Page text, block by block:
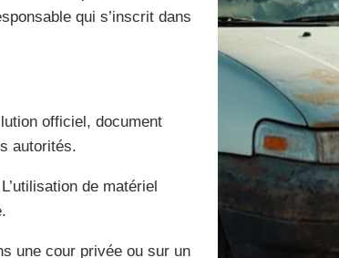
qui s’inscrit dans
officiel, document
autorités.
de matériel
une cour privée ou sur un